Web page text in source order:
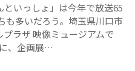
いっしょ」は今年で放送65
も多いだろう。埼玉県川口市
ラザ 映像ミュージアムで
、企画展…